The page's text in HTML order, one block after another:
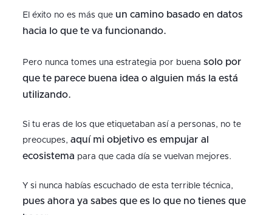
El éxito no es más queun camino basado en datos
hacia lo que te va funcionando.
Pero nunca tomes una estrategia por buena solo por
que te parece buena idea o alguien más la está
utilizando.
Si tu eras de los que etiquetaban así a personas, no te
preocupes, aquí mi objetivo es empujar al
ecosistema para que cada día se vuelvan mejores.
Y si nunca habías escuchado de esta terrible técnica,
pues ahora ya sabes que es lo que no tienes que